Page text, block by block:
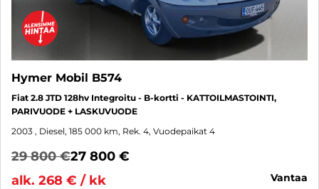
Hymer Mobil B574
Fiat 2.8 JTD 128hv Integroitu - B-kortti - KATTOILMASTOINTI,
PARIVUODE + LASKUVUODE
2003 , Diesel, 185 000 km, Rek. 4, Vuodepaikat 4
29 800 €27 800 €
alk. 268 € / kk
vantaa